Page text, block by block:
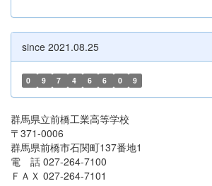
since 2021.08.25
0 9 7 4 6 6 0 9
群馬県立前橋工業高等学校
〒371-0006
群馬県前橋市石関町137番地1
電 話 027-264-7100
ＦＡＸ 027-264-7101